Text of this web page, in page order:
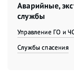
Аварийные,
службы
Управление ГО и
Службы спасения